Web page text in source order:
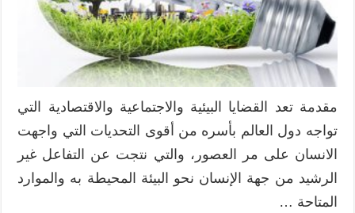
مقدمة تعد القضايا البيئية والاجتماعية والاقتصادية التي
تواجه دول العالم بأسره من أقوى التحديات التي واجهت
الانسان على مر العصور، والتي نتجت عن التفاعل غير
الرشيد من جهة الإنسان نحو البيئة المحيطة به والموارد
المتاحة …